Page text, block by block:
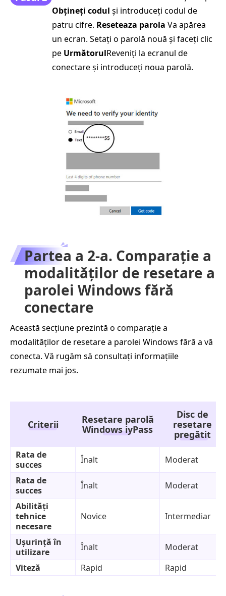
Obțineți codul și introduceți codul de
patru cifre. Reseteaza parola Va apărea
un ecran. Setați o parolă nouă și faceți clic
pe UrmătorulReveniți la ecranul de
conectare și introduceți noua parolă.
Partea a 2-a. Comparație a
modalităților de resetare a
parolei Windows fără
conectare
Această secțiune prezintă o comparație a
modalităților de resetare a parolei Windows fără a vă
conecta. Vă rugăm să consultați informațiile
rezumate mai jos.
Criterii
Resetare parolă
Windows iyPass
Disc de
resetare
pregătit
Rata de
succes
Înalt
Moderat
Rata de
succes
Înalt
Moderat
Abilități
tehnice
necesare
Novice Intermediar
Ușurință în
utilizare
Înalt
Moderat
Viteză
Rapid Rapid